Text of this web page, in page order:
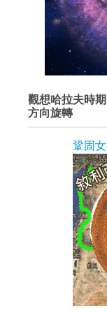
觀想哈拉夫時
方向旋轉
鞏固